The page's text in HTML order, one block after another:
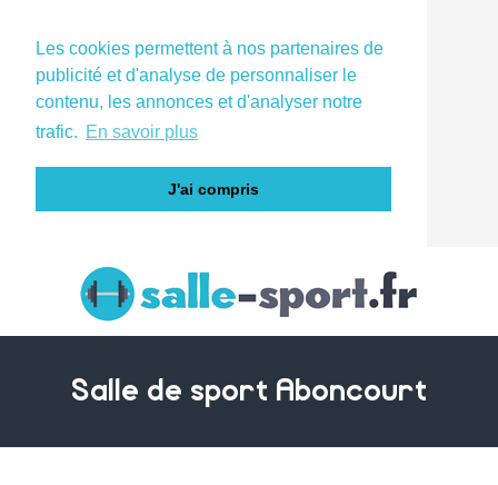
Les cookies permettent à nos partenaires de
publicité et d'analyse de personnaliser le
contenu, les annonces et d'analyser notre
trafic. En savoir plus
J'ai compris
Salle de sport Aboncourt